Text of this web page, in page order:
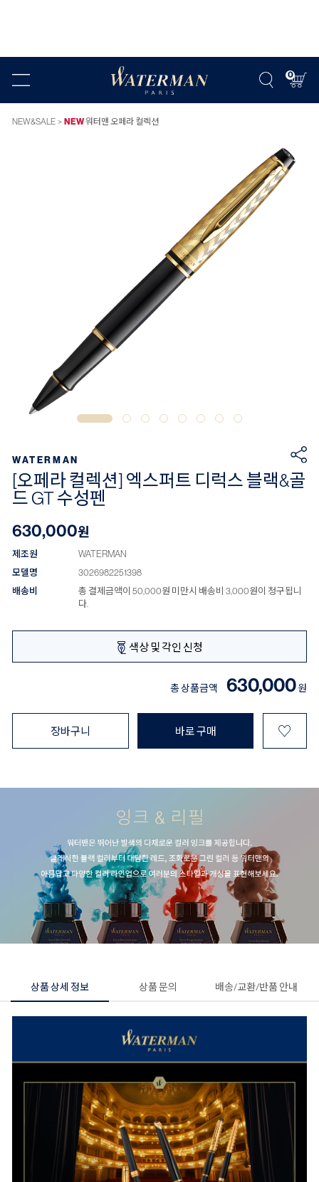
0
NEW&SALE NEW워터맨 오페라 컬렉션
WATERMAN
[오페라 컬렉션] 엑스퍼트 디럭스 블랙&골
드 GT 수성펜
630,000원
제조원
WATERMAN
모델명
3026982251398
배송비
총 결제금액이 50,000원 미만시 배송비 3,000원이 청구됩니
다.
색상 및 각인 신청
총 상품금액 630,000원
장바구니 바로 구매 ♡
상품 상세 정보 상품 문의 배송/교환/반품 안내